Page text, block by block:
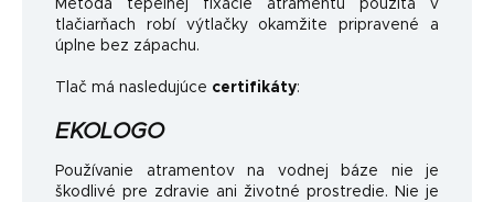
Metóda tepelnej fixácie atramentu použitá v
tlačiarňach robí výtlačky okamžite pripravené a
úplne bez zápachu.
Tlač má nasledujúce certifikáty:
EKOLOGO
Používanie atramentov na vodnej báze nie je
škodlivé pre zdravie ani životné prostredie. Nie je